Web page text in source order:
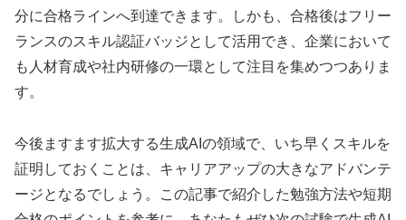
分に合格ラインへ到達できます。しかも、合格後はフリー
ランスのスキル認証バッジとして活用でき、企業において
も人材育成や社内研修の一環として注目を集めつつありま
す。
今後ますます拡大する生成AIの領域で、いち早くスキルを
証明しておくことは、キャリアアップの大きなアドバンテ
ージとなるでしょう。この記事で紹介した勉強方法や短期